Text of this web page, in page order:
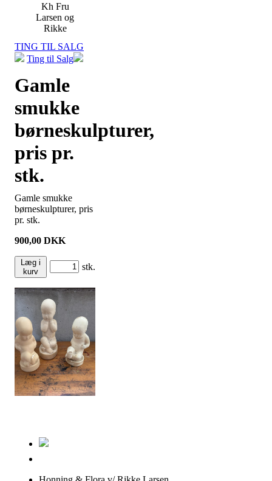
Kh Fru
Larsen og
Rikke
TING TIL SALG
Ting til Salg
Gamle
smukke
børneskulpturer,
pris pr.
stk.
Gamle smukke
børneskulpturer, pris
pr. stk.
900,00 DKK
Læg i
kurv
stk.